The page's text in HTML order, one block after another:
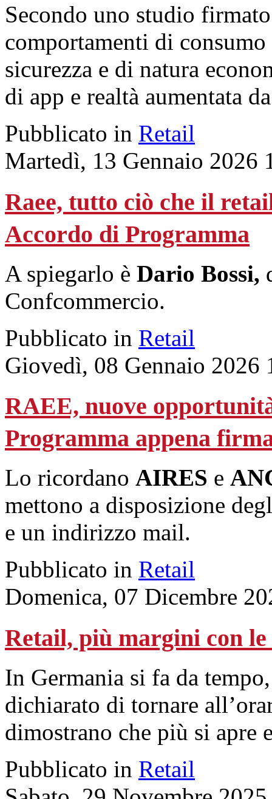
Secondo uno studio
comportamenti di
sicurezza e di natura
di app e realtà aumentata
Pubblicato in Retail
Martedì, 13 Gennaio 2026
Raee, tutto ciò che il
Accordo di Programma
A spiegarlo è Dario Bossi,
Confcommercio.
Pubblicato in Retail
Giovedì, 08 Gennaio 2026
RAEE, nuove
Programma appena
Lo ricordano AIRES e
mettono a disposizione
e un indirizzo mail.
Pubblicato in Retail
Domenica, 07 Dicembre
Retail, più margini con
In Germania si fa da
dichiarato di tornare
dimostrano che più si apre
Pubblicato in Retail